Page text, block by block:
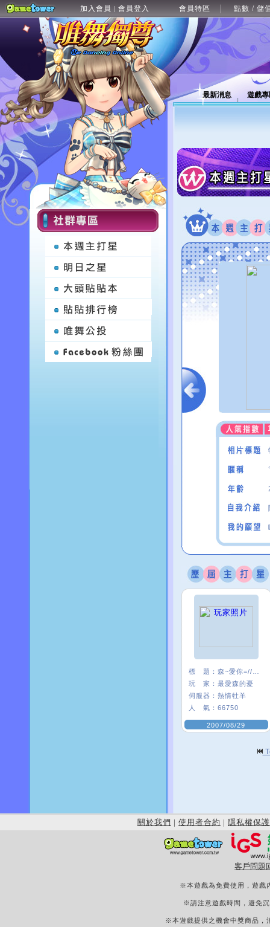
加入會員 | 會員登入 會員特區 點數 / 儲
最新消息 遊戲
標 題：
玩 家： 最愛森的憂
伺服器： 熱情牡羊
人 氣： 66750
2007/08/29
關於我們 | 使用者合約 | 隱私權保護
客戶問題
※本遊戲為免費使用，遊戲
※請注意遊戲時間，避免
※本遊戲提供之機會中獎商品，